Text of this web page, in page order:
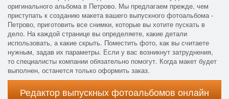
оригинального альбома в Петрово. Мы предлагаем прежде, чем
приступать к созданию макета вашего выпускного фотоальбома -
Петрово, приготовить все снимки, которые вы хотите пускать в
дело. На каждой странице вы определяете, какие детали
использовать, а какие скрыть. Поместить фото, как вы считаете
нужным, задав их параметры. Если у вас возникнут затруднения,
то специалисты компании обязательно помогут. Когда макет будет
выполнен, останется только оформить заказ.
Редактор выпускных фотоальбомов онлайн